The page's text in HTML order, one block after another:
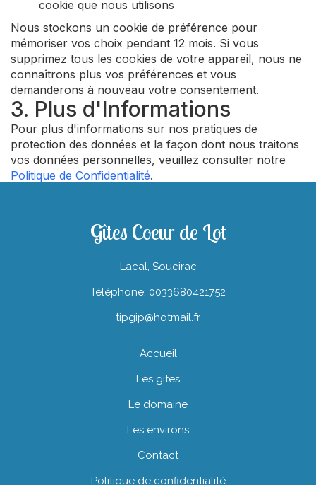
cookie que nous utilisons
Nous stockons un cookie de préférence pour
mémoriser vos choix pendant 12 mois. Si vous
supprimez tous les cookies de votre appareil, nous ne
connaîtrons plus vos préférences et vous
demanderons à nouveau votre consentement.
3. Plus d'Informations
Pour plus d'informations sur nos pratiques de
protection des données et la façon dont nous traitons
vos données personnelles, veuillez consulter notre
Politique de Confidentialité.
Gîtes Coeur de Lot
Lacal, Soucirac
Téléphone: 0033680421752
tipgip@hotmail.fr
Accueil
Les gites
Le domaine
Les environs
Contact
Politique de confidentialité